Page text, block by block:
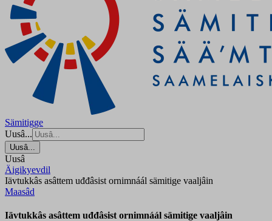
Sämitigge
Uusâ...
Uusâ...
Uusâ
Äigikyevdil
Iävtukkâs asâttem uđđâsist ornimnáál sämitige vaaljâin
Maasâd
Iävtukkâs asâttem uđđâsist ornimnáál sämitige vaaljâin